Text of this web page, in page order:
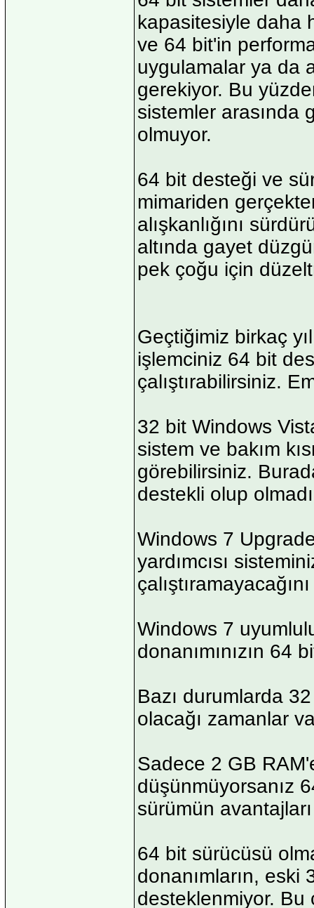
kapasitesiyle daha
ve 64 bit'in
uygulamalar ya da
gerekiyor. Bu
sistemler arasında
olmuyor.
64 bit desteği ve
mimariden
alışkanlığını
altında gayet
pek çoğu için
Geçtiğimiz birkaç
işlemciniz 64 bit
çalıştırabilirsiniz.
32 bit Windows
sistem ve bakım
görebilirsiniz.
destekli olup
Windows 7
yardımcısı
Windows 7
donanımınızın 64
Bazı durumlarda
olacağı zamanlar
Sadece 2 GB
düşünmüyorsanız
sürümün
64 bit sürücüsü
donanımların,
desteklenmiyor. Bu